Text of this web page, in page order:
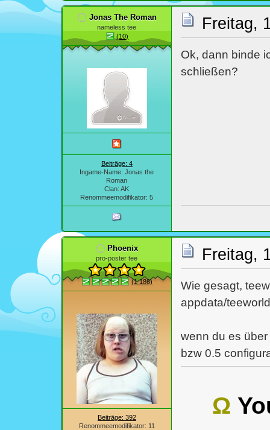
Jonas The Roman
nameless tee
(10)
Beiträge: 4
Ingame-Name: Jonas the
Roman
Clan: AK
Renommeemodifikator: 5
Freitag,
Ok, dann binde
schließen?
Phoenix
pro-poster tee
(1 186)
Beiträge: 392
Renommeemodifikator: 11
Freitag,
Wie gesagt,
appdata/
wenn du es
bzw 0.5
Ω